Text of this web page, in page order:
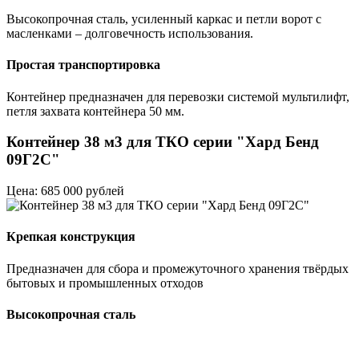
Высокопрочная сталь, усиленный каркас и петли ворот с
масленками – долговечность использования.
Простая транспортировка
Контейнер предназначен для перевозки системой мультилифт,
петля захвата контейнера 50 мм.
Контейнер 38 м3 для ТКО серии "Хард Бенд
09Г2С"
Цена: 685 000 рублей
Крепкая конструкция
Предназначен для сбора и промежуточного хранения твёрдых
бытовых и промышленных отходов
Высокопрочная сталь